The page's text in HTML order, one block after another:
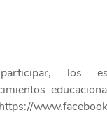
los